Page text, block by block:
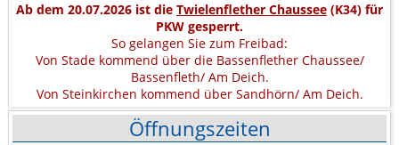
Ab dem 20.07.2026 ist die Twielenflether Chaussee (K34) für
PKW gesperrt.
So gelangen Sie zum Freibad:
Von Stade kommend über die Bassenflether Chaussee/
Bassenfleth/ Am Deich.
Von Steinkirchen kommend über Sandhörn/ Am Deich.
Öffnungszeiten